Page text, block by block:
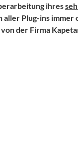
ihres
Plug-ins immer
von der Firma